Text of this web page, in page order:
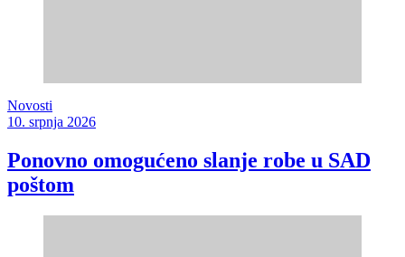
Novosti
10. srpnja 2026
Ponovno omogućeno slanje robe u SAD
poštom